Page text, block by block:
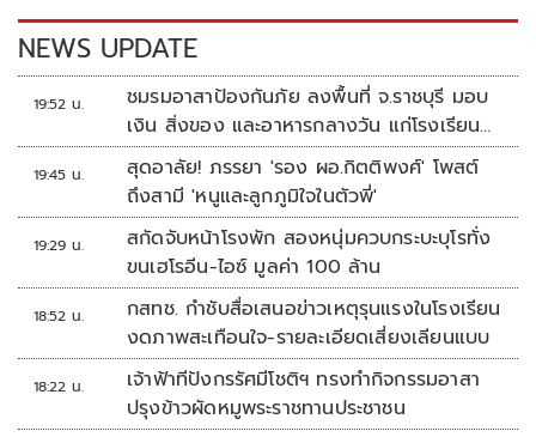
k k
NEWS UPDATE
19:52 น.
ชมรมอาสาป้องกันภัย ลงพื้นที่ จ.ราชบุรี มอบ
เงิน สิ่งของ และอาหารกลางวัน แก่โรงเรียน
บ้านหนองน้ำใส
19:45 น.
สุดอาลัย! ภรรยา 'รอง ผอ.กิตติพงศ์' โพสต์
ถึงสามี 'หนูและลูกภูมิใจในตัวพี่'
19:29 น.
สกัดจับหน้าโรงพัก สองหนุ่มควบกระบะบุโรทั่ง
ขนเฮโรอีน-ไอซ์ มูลค่า 100 ล้าน
18:52 น.
กสทช. กำชับสื่อเสนอข่าวเหตุรุนแรงในโรงเรียน
งดภาพสะเทือนใจ-รายละเอียดเสี่ยงเลียนแบบ
18:22 น.
เจ้าฟ้าทีปังกรรัศมีโชติฯ ทรงทำกิจกรรมอาสา
ปรุงข้าวผัดหมูพระราชทานประชาชน